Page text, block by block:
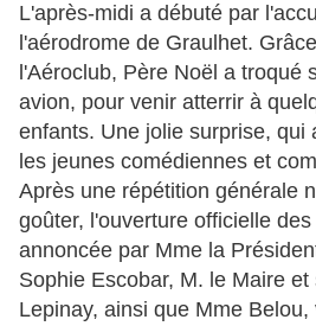
L'après-midi a débuté par
l'aérodrome de Graulhet.
l'Aéroclub, Père Noël a troqué
avion, pour venir atterrir à
enfants. Une jolie surprise, qui
les jeunes comédiennes et
Après une répétition générale
goûter, l'ouverture officielle
annoncée par Mme la
Sophie Escobar, M. le Maire
Lepinay, ainsi que Mme